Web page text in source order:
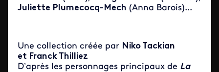
Juliette Plumecocq-Mech (Anna Barois)...
Une collection créée par Niko Tackian
et Franck Thilliez
D’après les personnages principaux de La